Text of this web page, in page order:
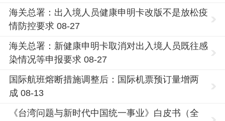
海关总署：出入境人员健康申明卡改版不是放松疫
情防控要求 08-27
海关总署：新健康申明卡取消对出入境人员既往感
染情况等申报要求 08-27
国际航班熔断措施调整后：国际机票预订量增两
成 08-13
《台湾问题与新时代中国统一事业》白皮书（全